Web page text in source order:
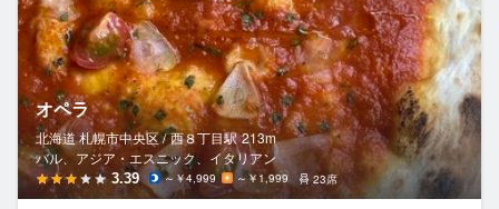
オペラ
北海道 札幌市中央区 / 西８丁目駅 213m
バル、アジア・エスニック、イタリアン
3.39 ～￥4,999 ～￥1,999 23席